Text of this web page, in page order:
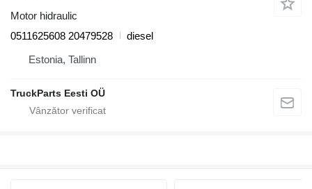
Motor hidraulic
0511625608 20479528
diesel
Estonia, Tallinn
TruckParts Eesti OÜ